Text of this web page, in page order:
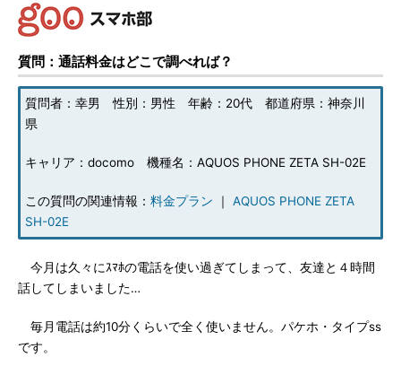
質問：通話料金はどこで調べれば？
質問者：幸男 性別：男性 年齢：20代 都道府県：神奈川
県
キャリア：docomo 機種名：AQUOS PHONE ZETA SH-02E
この質問の関連情報： 料金プラン ｜ AQUOS PHONE ZETA
SH-02E
今月は久々にｽﾏﾎの電話を使い過ぎてしまって、友達と４時間
話してしまいました…
毎月電話は約10分くらいで全く使いません。パケホ・タイプss
です。